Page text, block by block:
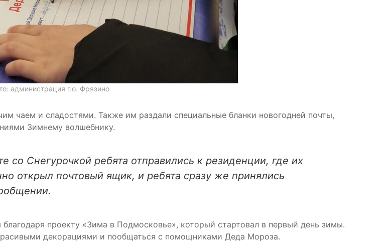
администрация г.о. Фрязино
чаем и сладостями. Также им раздали специальные бланки новогодней почты,
Зимнему волшебнику.
со Снегурочкой ребята отправились к резиденции, где их
открыл почтовый ящик, и ребята сразу же принялись
проекту «Зима в Подмосковье», который стартовал в первый день зимы.
декорациями и пообщаться с помощниками Деда Мороза.